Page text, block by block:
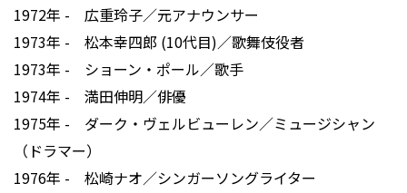
1972年 - 広重玲子／元アナウンサー
1973年 - 松本幸四郎 (10代目)／歌舞伎役者
1973年 - ショーン・ポール／歌手
1974年 - 満田伸明／俳優
1975年 - ダーク・ヴェルビューレン／ミュージシャン
（ドラマー）
1976年 - 松崎ナオ／シンガーソングライター